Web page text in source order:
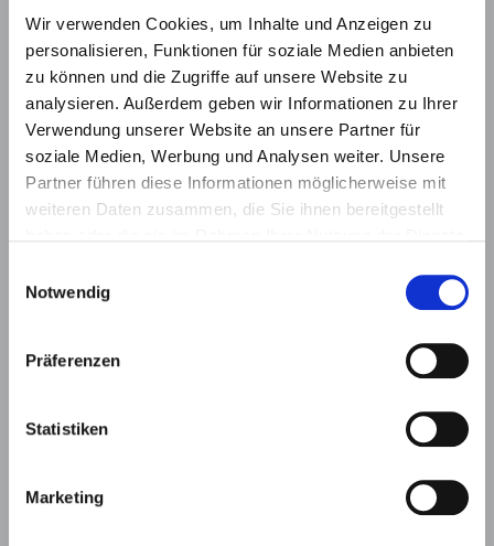
Wir verwenden Cookies, um Inhalte und Anzeigen zu
personalisieren, Funktionen für soziale Medien anbieten
zu können und die Zugriffe auf unsere Website zu
analysieren. Außerdem geben wir Informationen zu Ihrer
Verwendung unserer Website an unsere Partner für
soziale Medien, Werbung und Analysen weiter. Unsere
Partner führen diese Informationen möglicherweise mit
weiteren Daten zusammen, die Sie ihnen bereitgestellt
Notwendig
Präferenzen
Statistiken
Marketing
Munich Medical International GmbH
Rudolf Diesel Ring 5
D - 82266 Inning
+49 89 95428960
info@mmi-group.de
MMI Schweiz AG
Bahnhofstraße 37
info@mmi-group.ch
zur INM Haustechnik und Medizinplanung GmbH